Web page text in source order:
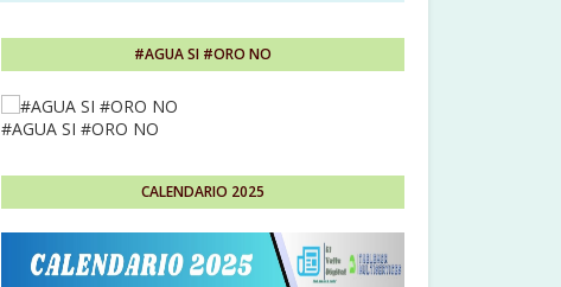
#AGUA SI #ORO NO
#AGUA SI #ORO NO
CALENDARIO 2025